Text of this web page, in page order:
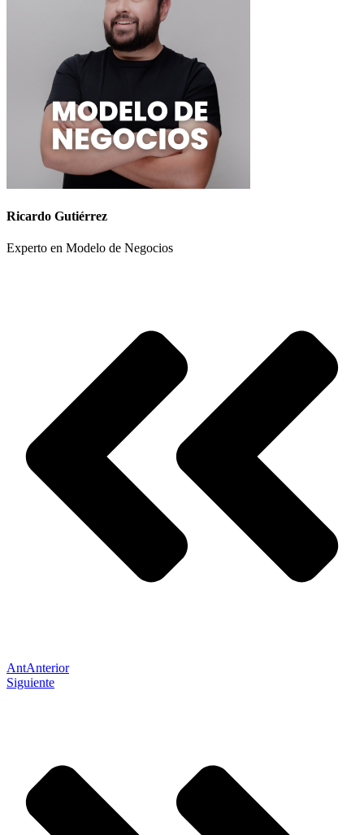
Ricardo Gutiérrez
Experto en Modelo de Negocios
AntAnterior
Siguiente